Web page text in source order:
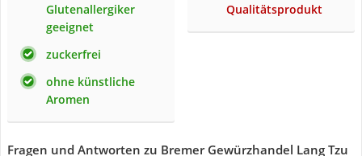
Glutenallergiker
geeignet
zuckerfrei
ohne künstliche
Aromen
Qualitätsprodukt
Fragen und Antworten zu Bremer Gewürzhandel Lang Tzu